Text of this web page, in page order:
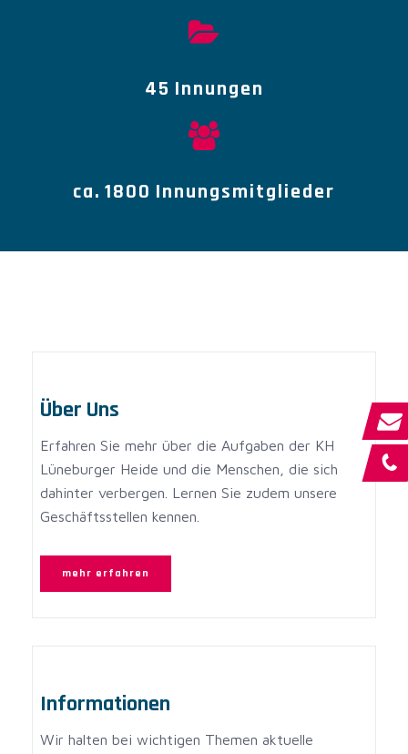
45 Innungen
ca. 1800 Innungsmitglieder
Über Uns
Erfahren Sie mehr über die Aufgaben der KH
Lüneburger Heide und die Menschen, die sich
dahinter verbergen. Lernen Sie zudem unsere
Geschäftsstellen kennen.
mehr erfahren
Informationen
Wir halten bei wichtigen Themen aktuelle